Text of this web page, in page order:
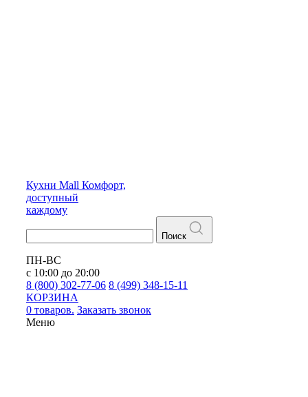
Кухни Mall Комфорт,
доступный
каждому
Поиск
ПН-ВС
с 10:00 до 20:00
8 (800) 302-77-06 8 (499) 348-15-11
КОРЗИНА
0 товаров. Заказать звонок
Меню